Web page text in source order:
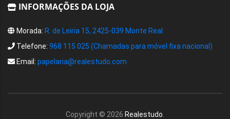
INFORMAÇÕES DA LOJA
Morada: R. de Leiria 15, 2425-039 Monte Real
Telefone: 968 115 025 (Chamadas para móvel fixa nacional)
Email: papelaria@realestudo.com
Copyright © 2026 Realestudo